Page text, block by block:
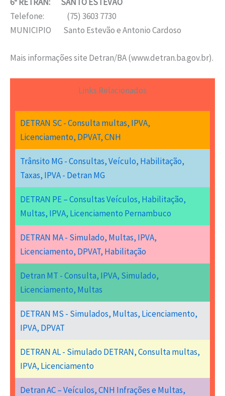
Telefone: (75) 3603 7730
MUNICIPIO Santo Estevão e Antonio Cardoso
Mais informações site Detran/BA (www.detran.ba.gov.br).
Links Relacionados
DETRAN SC - Consulta multas, IPVA,
Licenciamento, DPVAT, CNH
Trânsito MG - Consultas, Veículo, Habilitação,
Taxas, IPVA - Detran MG
DETRAN PE – Consultas Veículos, Habilitação,
Multas, IPVA, Licenciamento Pernambuco
DETRAN MA - Simulado, Multas, IPVA,
Licenciamento, DPVAT, Habilitação
Detran MT - Consulta, IPVA, Simulado,
Licenciamento, Multas
DETRAN MS - Simulados, Multas, Licenciamento,
IPVA, DPVAT
DETRAN AL - Simulado DETRAN, Consulta multas,
IPVA, Licenciamento
Detran AC – Veículos, CNH Infrações e Multas,